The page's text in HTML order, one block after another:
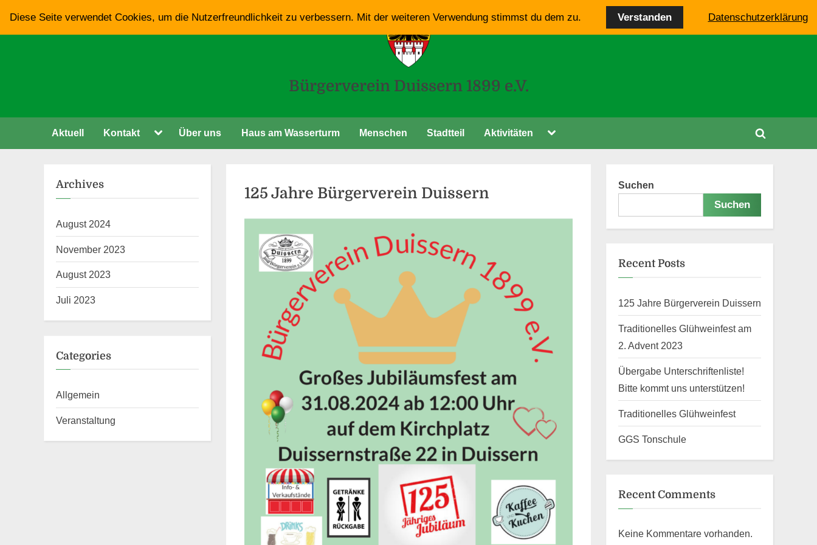
Bürgerverein Duissern 1899 e.V.
Aktuell Kontakt
Toggle
menu
Über uns Haus am Wasserturm Menschen Stadtteil Aktivitäten
Toggle
menu
Toggle
Monat:
August
2024
125 Jahre Bürgerverein Duissern
Posted
August
2024
Manfred
Willems
Keine
Kommentarezu
125
Jahre
Bürgerverein
Duissern
Archives
August 2024
November 2023
August 2023
Juli 2023
Categories
Allgemein
Veranstaltung
Suchen
Suchen
Recent Posts
125 Jahre Bürgerverein Duissern
Traditionelles Glühweinfest am
2. Advent 2023
Übergabe Unterschriftenliste!
Bitte kommt uns unterstützen!
Traditionelles Glühweinfest
GGS Tonschule
Recent Comments
Keine Kommentare vorhanden.
Diese Seite verwendet Cookies, um die Nutzerfreundlichkeit zu verbessern. Mit der weiteren Verwendung stimmst du dem zu. Verstanden Datenschutzerklärung